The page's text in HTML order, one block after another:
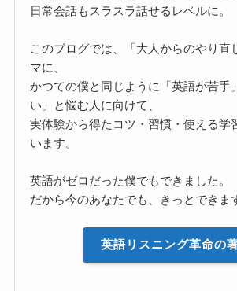
日常会話もスラスラ話せるレベルに。
このブログでは、「大人からのやり直
マに、
かつての僕と同じように「英語が苦手
い」と悩む人に向けて、
実体験から得たコツ・習慣・使える学
います。
英語がゼロだった僕でもできました。
だから今のあなたでも、きっとできま
英語リスニング革命の